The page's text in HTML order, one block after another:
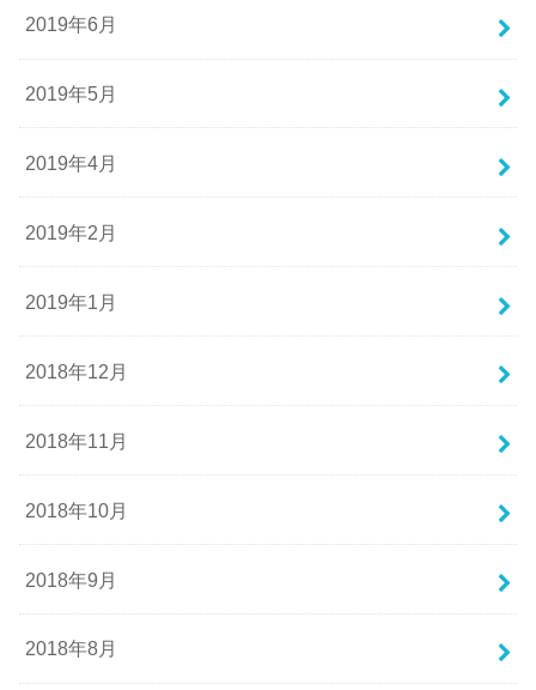
2019年6月
2019年5月
2019年4月
2019年2月
2019年1月
2018年12月
2018年11月
2018年10月
2018年9月
2018年8月